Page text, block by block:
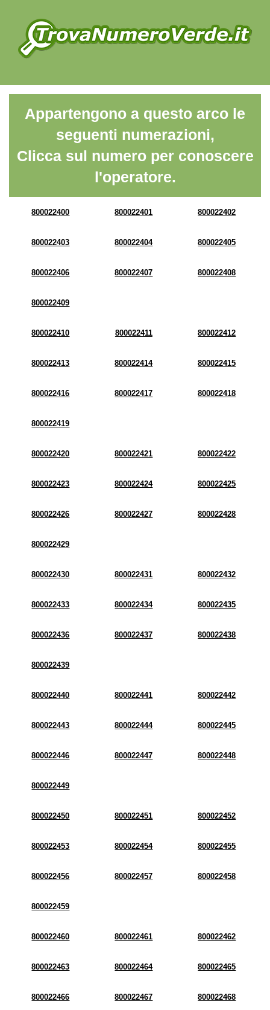
Appartengono a questo arco le
seguenti numerazioni,
Clicca sul numero per conoscere
l'operatore.
800022400 800022401 800022402
800022403 800022404 800022405
800022406 800022407 800022408
800022409
800022410 800022411 800022412
800022413 800022414 800022415
800022416 800022417 800022418
800022419
800022420 800022421 800022422
800022423 800022424 800022425
800022426 800022427 800022428
800022429
800022430 800022431 800022432
800022433 800022434 800022435
800022436 800022437 800022438
800022439
800022440 800022441 800022442
800022443 800022444 800022445
800022446 800022447 800022448
800022449
800022450 800022451 800022452
800022453 800022454 800022455
800022456 800022457 800022458
800022459
800022460 800022461 800022462
800022463 800022464 800022465
800022466 800022467 800022468